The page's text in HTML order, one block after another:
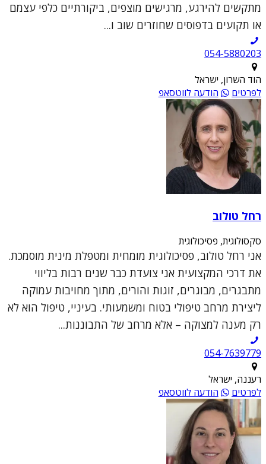
מתקשים להירגע, מרגישים מוצפים, ביקורתיים כלפי עצמם
או תקועים בדפוסים שחוזרים שוב ו...
054-5880203
הוד השרון, ישראל
לפרטים
הודעה לווטסאפ
רחל טולוב
סקסולוגית, פסיכולוגית
אני רחל טולוב, פסיכולוגית מומחית ומטפלת מינית מוסמכת.
את דרכי המקצועית אני צועדת כבר שנים רבות בליווי
מתבגרים, מבוגרים, זוגות והורים, מתוך מחויבות עמוקה
ליצירת מרחב טיפולי בטוח ומשמעותי. בעיניי, טיפול הוא לא
רק מענה למצוקה – אלא מרחב של התבוננות...
054-7639779
רעננה, ישראל
לפרטים
הודעה לווטסאפ